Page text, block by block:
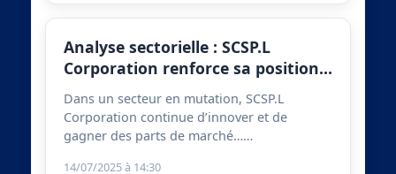
Analyse sectorielle : SCSP.L
Corporation renforce sa position…
Dans un secteur en mutation, SCSP.L
Corporation continue d’innover et de
gagner des parts de marché……
14/07/2025 à 14:30